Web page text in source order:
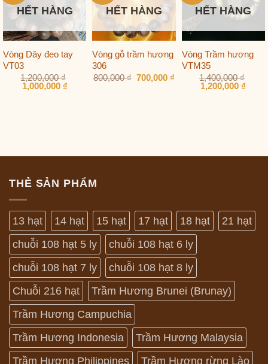
HẾT HÀNG
Vòng Dây đeo tay
VT03
1,200,000₫
Giá
gốc
1,000,000 ₫Giá
HẾT HÀNG
Vòng gỗ trầm hương
306
800,000₫ Giá
700,000 ₫
HẾT HÀNG
Vòng Trầm hương
VTM35
1,400,000₫
Giá
gốc
1,200,000 ₫
THẺ SẢN PHẨM
13 hạt 14 hạt 15 hạt 17 hạt 18 hạt
21 hạt
chuỗi 108 hạt 5 ly
chuỗi 108 hạt 6 ly
chuỗi 108 hạt 7 ly
chuỗi 108 hạt 8 ly
Chuỗi 216 hạt
Trầm Hương Brunei (Brunay)
Trầm Hương Campuchia
Trầm Hương Indonesia
Trầm Hương Malaysia
Trầm Hương Philippines
Trầm Hương rừng Lào